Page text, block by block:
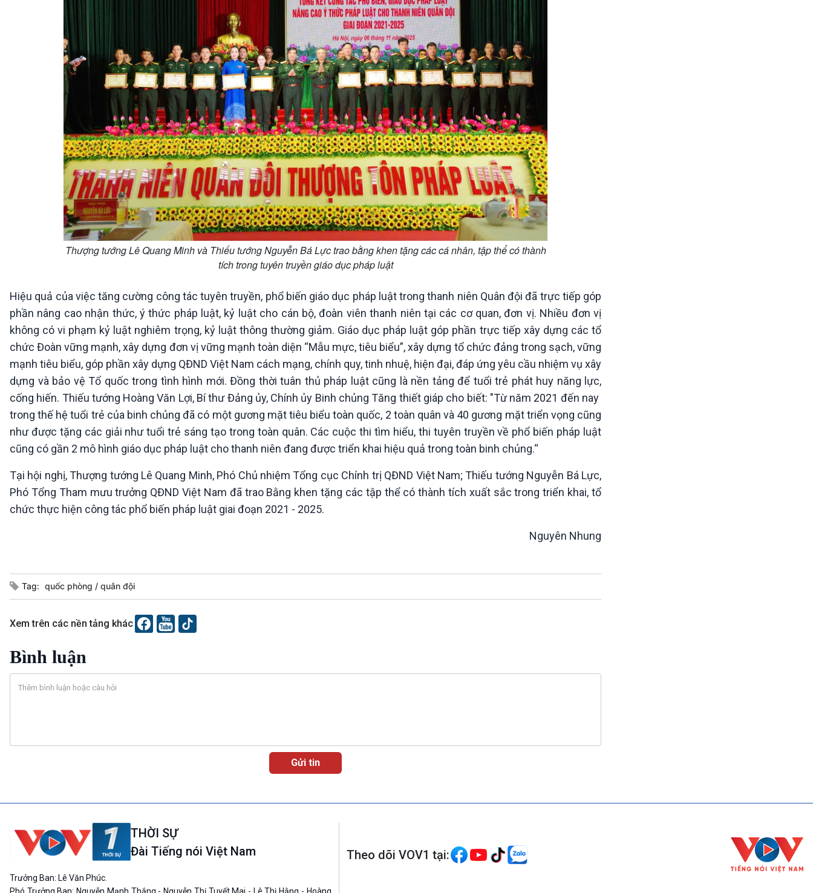
Thượng tướng Lê Quang Minh và Thiếu tướng Nguyễn Bá Lực trao bằng khen tặng các cá nhân, tập thể có thành
tích trong tuyên truyền giáo dục pháp luật
Hiệu quả của việc tăng cường công tác tuyên truyền, phổ biến giáo dục pháp luật trong thanh niên Quân đội đã trực tiếp góp
phần nâng cao nhận thức, ý thức pháp luật, kỷ luật cho cán bộ, đoàn viên thanh niên tại các cơ quan, đơn vị. Nhiều đơn vị
không có vi phạm kỷ luật nghiêm trọng, kỷ luật thông thường giảm. Giáo dục pháp luật góp phần trực tiếp xây dựng các tổ
chức Đoàn vững mạnh, xây dựng đơn vị vững mạnh toàn diện “Mẫu mực, tiêu biểu”, xây dựng tổ chức đảng trong sạch, vững
mạnh tiêu biểu, góp phần xây dựng QĐND Việt Nam cách mạng, chính quy, tinh nhuệ, hiện đại, đáp ứng yêu cầu nhiệm vụ xây
dựng và bảo vệ Tổ quốc trong tình hình mới. Đồng thời tuân thủ pháp luật cũng là nền tảng để tuổi trẻ phát huy năng lực,
cống hiến. Thiếu tướng Hoàng Văn Lợi, Bí thư Đảng ủy, Chính ủy Binh chủng Tăng thiết giáp cho biết: "Từ năm 2021 đến nay
trong thế hệ tuổi trẻ của binh chủng đã có một gương mặt tiêu biểu toàn quốc, 2 toàn quân và 40 gương mặt triển vọng cũng
như được tặng các giải như tuổi trẻ sáng tạo trong toàn quân. Các cuộc thi tìm hiểu, thi tuyên truyền về phổ biến pháp luật
cũng có gần 2 mô hình giáo dục pháp luật cho thanh niên đang được triển khai hiệu quả trong toàn binh chủng.“
Tại hội nghị, Thượng tướng Lê Quang Minh, Phó Chủ nhiệm Tổng cục Chính trị QĐND Việt Nam; Thiếu tướng Nguyễn Bá Lực,
Phó Tổng Tham mưu trưởng QĐND Việt Nam đã trao Bằng khen tặng các tập thể có thành tích xuất sắc trong triển khai, tổ
chức thực hiện công tác phổ biến pháp luật giai đoạn 2021 - 2025.
Nguyên Nhung
Tag: quốc phòng quân đội
Xem trên các nền tảng khác
Bình luận
THỜI SỰ
Đài Tiếng nói Việt Nam
Trưởng Ban: Lê Văn Phúc.
Theo dõi VOV1 tại: